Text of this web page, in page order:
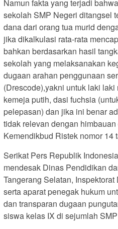
Namun fakta yang terjadi
sekolah SMP Negeri ditangsel
dana dari orang tua murid
jika dikalkulasi rata-rata
bahkan berdasarkan hasil
sekolah yang melaksanakan
dugaan arahan penggunaan
(Drescode),yakni untuk laki
kemeja putih, dasi fuchsia
pelepasan) dan jika ini benar
tidak relevan dengan
Kemendikbud Ristek nomor 14
Serikat Pers Republik
mendesak Dinas Pendidikan
Tangerang Selatan,
serta aparat penegak hukum
dan transparan dugaan
siswa kelas IX di sejumlah